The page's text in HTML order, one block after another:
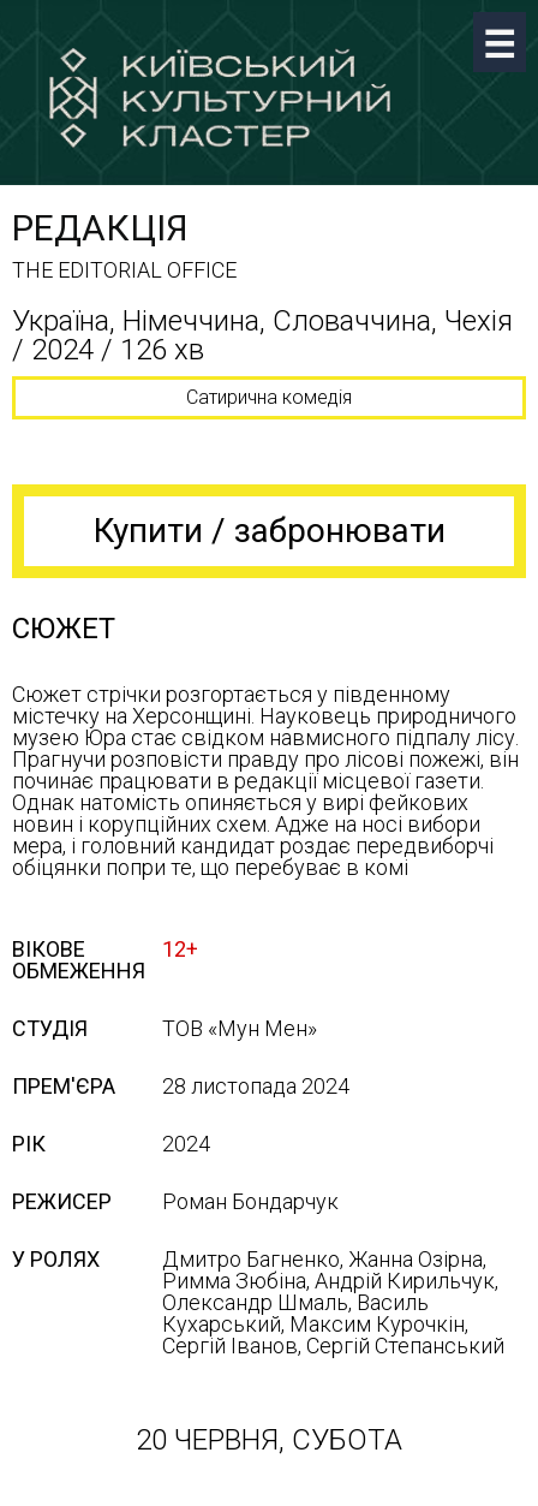
РЕДАКЦІЯ
THE EDITORIAL OFFICE
Україна, Німеччина, Словаччина, Чехія
/ 2024 / 126 хв
Сатирична комедія
Купити / забронювати
СЮЖЕТ
Сюжет стрічки розгортається у південному
містечку на Херсонщині. Науковець природничого
музею Юра стає свідком навмисного підпалу лісу.
Прагнучи розповісти правду про лісові пожежі, він
починає працювати в редакції місцевої газети.
Однак натомість опиняється у вирі фейкових
новин і корупційних схем. Адже на носі вибори
мера, і головний кандидат роздає передвиборчі
обіцянки попри те, що перебуває в комі
ВІКОВЕ
ОБМЕЖЕННЯ
12+
СТУДІЯ ТОВ «Мун Мен»
ПРЕМ'ЄРА 28 листопада 2024
РІК 2024
РЕЖИСЕР Роман Бондарчук
У РОЛЯХ
Дмитро Багненко, Жанна Озірна,
Римма Зюбіна, Андрій Кирильчук,
Олександр Шмаль, Василь
Кухарський, Максим Курочкін,
Сергій Іванов, Сергій Степанський
20 ЧЕРВНЯ, СУБОТА